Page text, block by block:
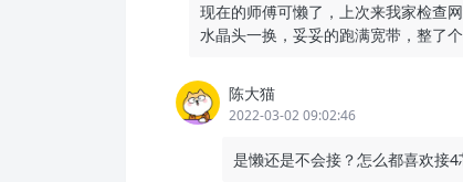
现在的师傅可懒了，上次来我家检查
水晶头一换，妥妥的跑满宽带，整了
陈大猫
2022-03-02 09:02:46
是懒还是不会接？怎么都喜欢接4